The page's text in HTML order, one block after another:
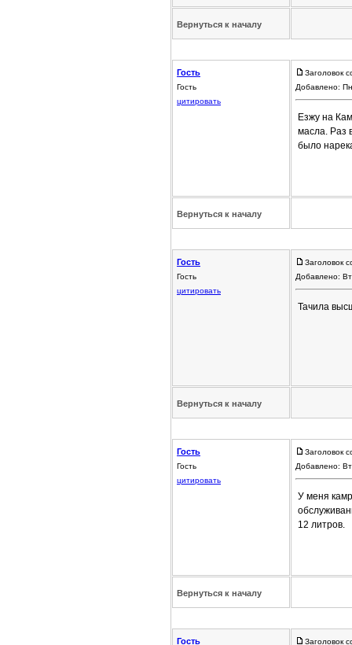
Вернуться к началу
Гость
Гость
цитировать
Заголовок
Добавлено:
Езжу на
масла. Раз
было
Вернуться к началу
Гость
Гость
цитировать
Заголовок
Добавлено:
Тачила
Вернуться к началу
Гость
Гость
цитировать
Заголовок
Добавлено:
У меня
12 литров.
Вернуться к началу
Гость Заголовок